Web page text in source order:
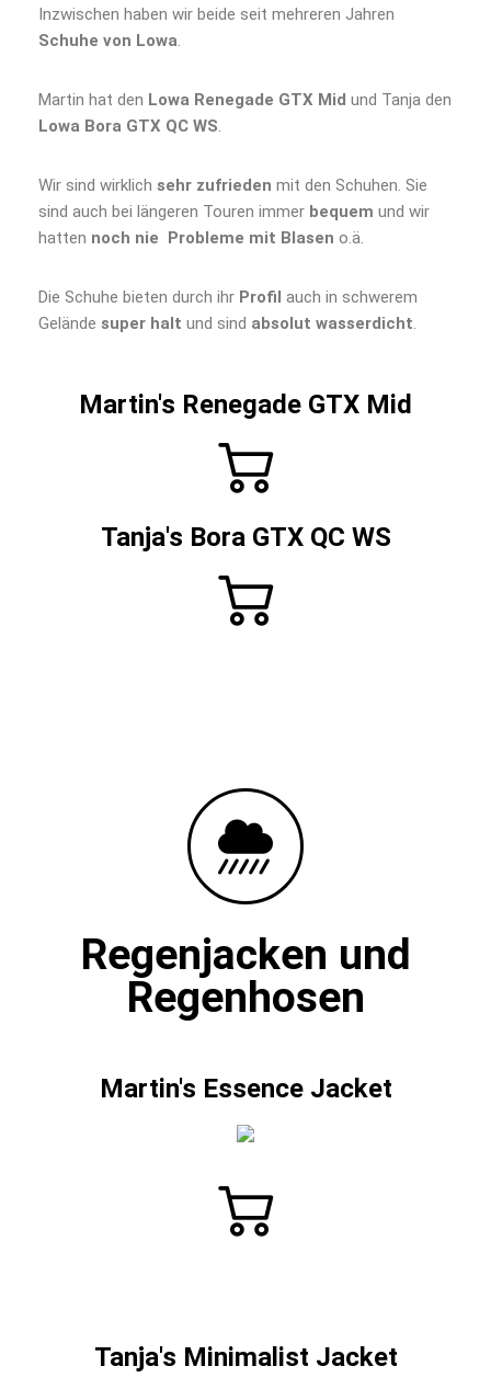
Inzwischen haben wir beide seit mehreren Jahren
Schuhe von Lowa
Martin hat den Lowa Renegade GTX Mid und Tanja den
Lowa Bora GTX QC WS
Wir sind wirklich sehr zufrieden mit den Schuhen. Sie
sind auch bei längeren Touren immer bequem und wir
hatten noch nie Probleme mit Blasen o.ä.
Die Schuhe bieten durch ihr Profil auch in schwerem
Gelände super halt und sind absolut wasserdicht
Martin's Renegade GTX Mid
Tanja's Bora GTX QC WS
Regenjacken und
Regenhosen
Martin's Essence Jacket
Tanja's Minimalist Jacket